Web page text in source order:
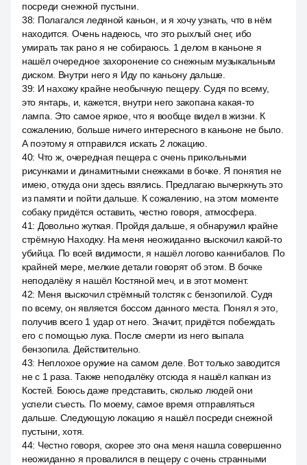
посреди снежной пустыни.
38: Полагался ледяной каньон, и я хочу узнать, что в нём
находится. Очень надеюсь, что это рыхлый снег, ибо
умирать так рано я не собираюсь. 1 делом в каньоне я
нашёл очередное захоронение со снежным музыкальным
диском. Внутри него я Иду по каньону дальше.
39: И нахожу крайне необычную пещеру. Судя по всему,
это янтарь, и, кажется, внутри него закопана какая-то
лампа. Это самое яркое, что я вообще видел в жизни. К
сожалению, больше ничего интересного в каньоне не было.
А поэтому я отправился искать 2 локацию.
40: Что ж, очередная пещера с очень прикольными
рисунками и динамитными снежками в бочке. Я понятия не
имею, откуда они здесь взялись. Предлагаю вычеркнуть это
из памяти и пойти дальше. К сожалению, на этом моменте
собаку придётся оставить, честно говоря, атмосфера.
41: Довольно жуткая. Пройдя дальше, я обнаружил крайне
стрёмную Находку. На меня неожиданно выскочил какой-то
убийца. По всей видимости, я нашёл логово каннибалов. По
крайней мере, мелкие детали говорят об этом. В бочке
неподалёку я нашёл Костяной меч, и в этот момент.
42: Меня выскочил стрёмный толстяк с бензопилой. Судя
по всему, он является боссом данного места. Понял я это,
получив всего 1 удар от него. Значит, придётся побеждать
его с помощью лука. После смерти из него выпала
бензопила. Действительно.
43: Неплохое оружие на самом деле. Вот только заводится
не с 1 раза. Также неподалёку отсюда я нашёл капкан из
Костей. Боюсь даже представить, сколько людей они
успели съесть. По моему, самое время отправляться
дальше. Следующую локацию я нашёл посреди снежной
пустыни, хотя.
44: Честно говоря, скорее это она меня нашла совершенно
неожиданно я провалился в пещеру с очень странными